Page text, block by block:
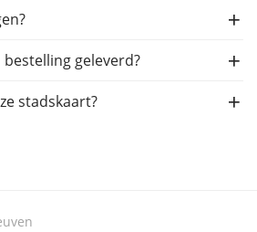
geleverd?
stadskaart?